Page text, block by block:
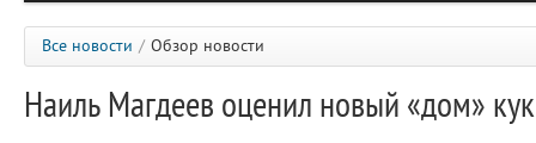
Все новости / Обзор новости
Наиль Магдеев оценил новый «дом»